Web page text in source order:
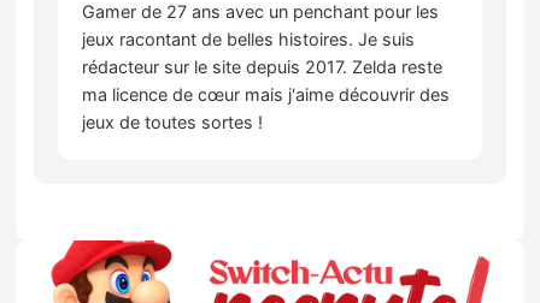
Gamer de 27 ans avec un penchant pour les
jeux racontant de belles histoires. Je suis
rédacteur sur le site depuis 2017. Zelda reste
ma licence de cœur mais j'aime découvrir des
jeux de toutes sortes !